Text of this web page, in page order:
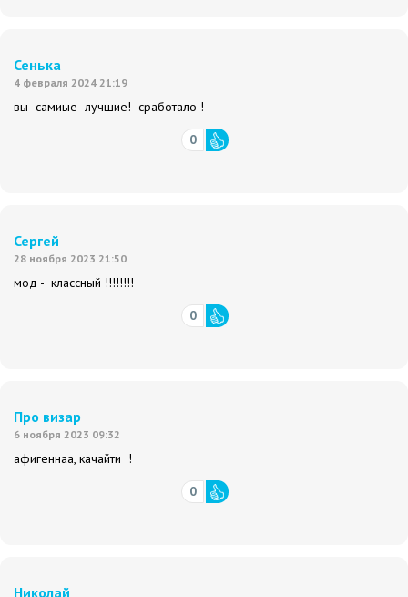
Сенька
4 февраля 2024 21:19
вы самиые лучшие! сработало !
0
Сергей
28 ноября 2023 21:50
мод - классный !!!!!!!!
0
Про визар
6 ноября 2023 09:32
афигеннаа, качайти !
0
Николай